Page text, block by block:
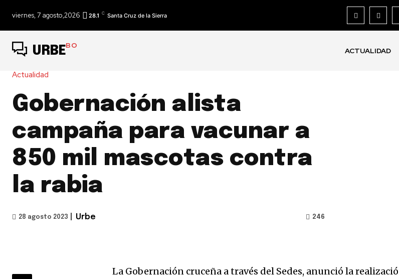
viernes, 7 agosto,2026 28.1 C Santa Cruz de la Sierra
URBEBO
ACTUALIDAD
Actualidad
Gobernación alista
campaña para vacunar a
850 mil mascotas contra
la rabia
28 agosto 2023 Urbe 246
La Gobernación cruceña a través del Sedes, anunció la